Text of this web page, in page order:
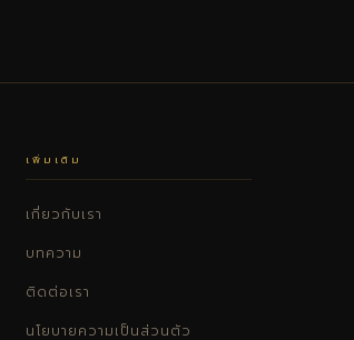
เพิ่มเติม
เกี่ยวกับเรา
บทความ
ติดต่อเรา
นโยบายความเป็นส่วนตัว